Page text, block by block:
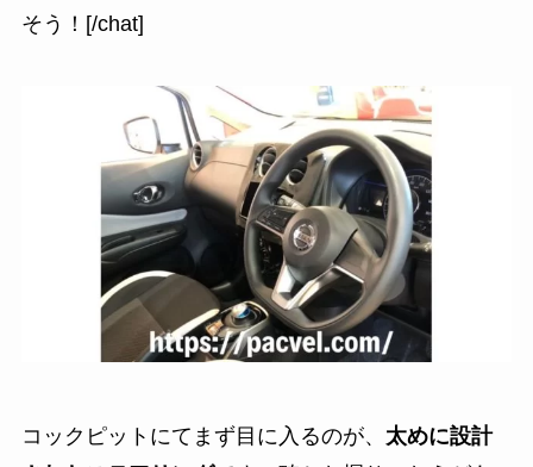
そう！[/chat]
コックピットにてまず目に入るのが、 太めに設計